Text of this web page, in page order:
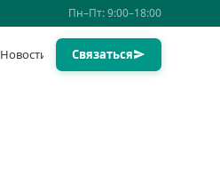
Пн–Пт: 9:00–18:00
Новости Связаться